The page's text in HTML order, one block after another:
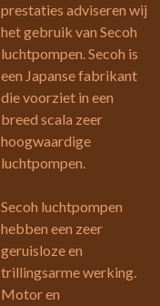
prestaties adviseren wij
het gebruik van Secoh
luchtpompen. Secoh is
een Japanse fabrikant
die voorziet in een
breed scala zeer
hoogwaardige
luchtpompen.
Secoh luchtpompen
hebben een zeer
geruisloze en
trillingsarme werking.
Motor en